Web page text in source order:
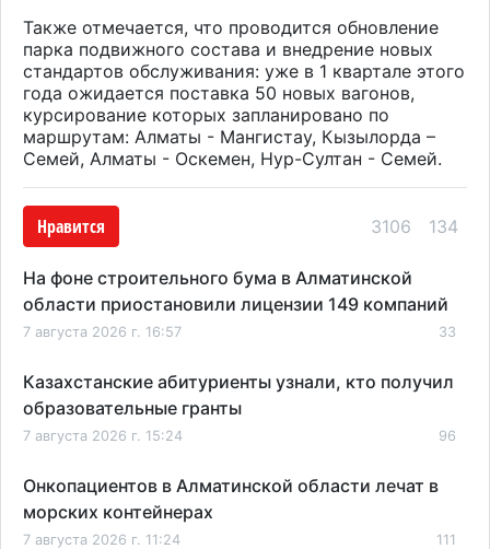
Также отмечается, что проводится обновление
парка подвижного состава и внедрение новых
стандартов обслуживания: уже в 1 квартале этого
года ожидается поставка 50 новых вагонов,
курсирование которых запланировано по
маршрутам: Алматы - Мангистау, Кызылорда –
Семей, Алматы - Оскемен, Нур-Султан - Семей.
Нравится 3106 134
На фоне строительного бума в Алматинской
области приостановили лицензии 149 компаний
7 августа 2026 г. 16:57 33
Казахстанские абитуриенты узнали, кто получил
образовательные гранты
7 августа 2026 г. 15:24 96
Онкопациентов в Алматинской области лечат в
морских контейнерах
7 августа 2026 г. 11:24 111